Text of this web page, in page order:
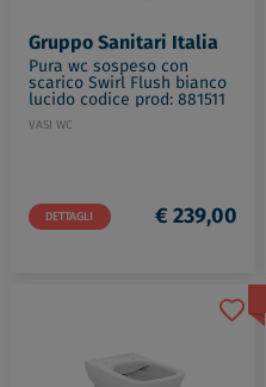
Gruppo Sanitari Italia
Pura wc sospeso con
scarico Swirl Flush bianco
lucido codice prod: 881511
VASI WC
DETTAGLI € 239,00